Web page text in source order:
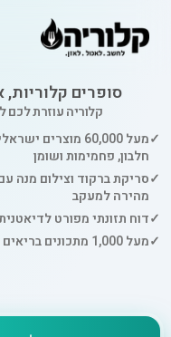
סופרים
קלוריה עוזרת לכם
✓
מעל 60,000
חלבון, פחמימות ושומן
✓
מהירה למעקב
✓דוח תזונתי מפורט
✓מעל 1,000 מתכונים בריאים ומגוונים